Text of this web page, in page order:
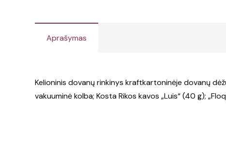
Aprašymas
Kelioninis dovanų rinkinys kraftkartoninėje dovanų
vakuuminė kolba; Kosta Rikos kavos „Luis“ (40 g);